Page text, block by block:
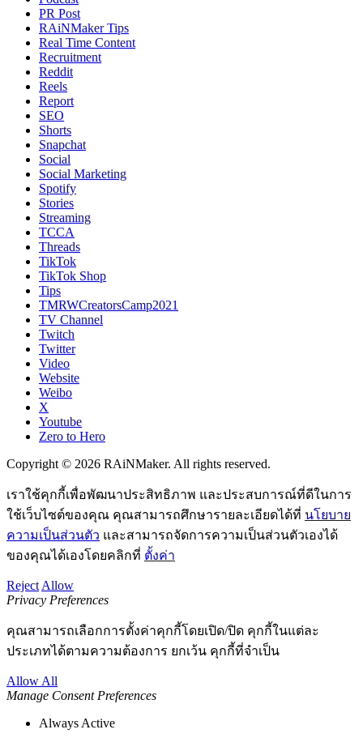
PR Post
RAiNMaker Tips
Real Time Content
Recruitment
Reddit
Reels
Report
SEO
Shorts
Snapchat
Social
Social Marketing
Spotify
Stories
Streaming
TCCA
Threads
TikTok
TikTok Shop
Tips
TMRWCreatorsCamp2021
TV Channel
Twitch
Twitter
Video
Website
Weibo
X
Youtube
Zero to Hero
Copyright © 2026 RAiNMaker. All rights reserved.
เราใช้คุกกี้เพื่อพัฒนาประสิทธิภาพ และประสบการณ์ที่ดีในการ
ใช้เว็บไซต์ของคุณ คุณสามารถศึกษารายละเอียดได้ที่ นโยบาย
ความเป็นส่วนตัว และสามารถจัดการความเป็นส่วนตัวเองได้
ของคุณได้เองโดยคลิกที่ ตั้งค่า
Reject Allow
Privacy Preferences
คุณสามารถเลือกการตั้งค่าคุกกี้โดยเปิด/ปิด คุกกี้ในแต่ละ
ประเภทได้ตามความต้องการ ยกเว้น คุกกี้ที่จำเป็น
Allow All
Manage Consent Preferences
Always Active